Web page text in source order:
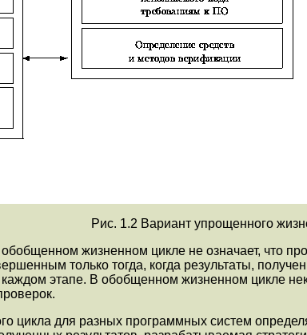
Рис. 1.2 Вариант упрощенного
жизненном цикле не означает, что
только тогда, когда результаты,
каждом этапе. В обобщенном жизненном
цикла для разных программных систем